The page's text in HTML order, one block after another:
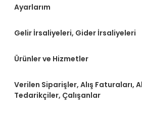
Ayarlarım
Gelir İrsaliyeleri, Gider İrsaliyeleri
Ürünler ve Hizmetler
Verilen Siparişler, Alış Faturaları,
Tedarikçiler, Çalışanlar